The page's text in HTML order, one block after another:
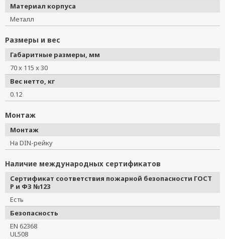
Материал корпуса
Металл
Размеры и вес
Габаритные размеры, мм
70 x 115 x 30
Вес нетто, кг
0.12
Монтаж
Монтаж
На DIN-рейку
Наличие международных сертификатов
Сертификат соответствия пожарной безопасности ГОСТ
Р и ФЗ №123
Есть
Безопасность
EN 62368
UL508